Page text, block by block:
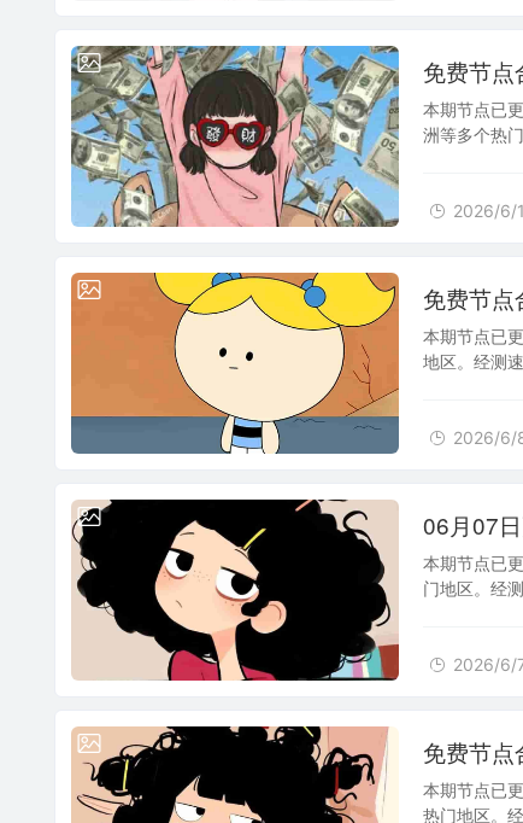
2026/6/11
免费节
本期节点已
洲等多个热
2026/6/
2026/6/8
免费节
本期节点已
地区。经测
2026/6/
2026/6/7
06月07
本期节点已
门地区。经
2026/6/
2026/6/6
免费节
本期节点已
热门地区。